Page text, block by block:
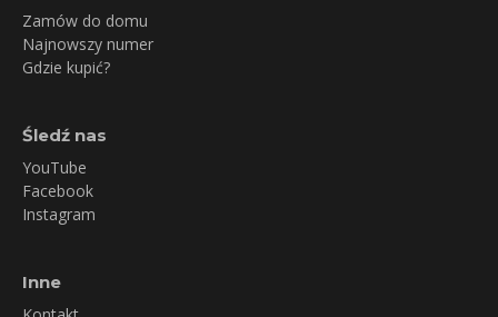
Zamów do domu
Najnowszy numer
Gdzie kupić?
Śledź nas
YouTube
Facebook
Instagram
Inne